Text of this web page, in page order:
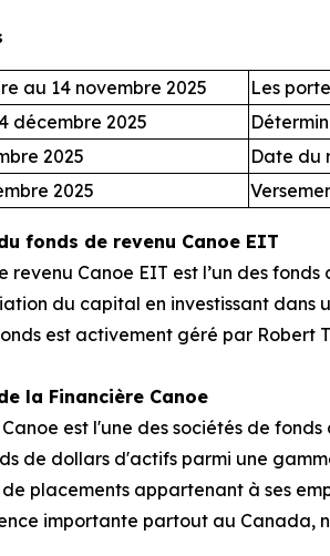
au 14 novembre 2025
Les
décembre 2025
2025
Date du
2025
fonds de revenu Canoe EIT
revenu Canoe EIT est l’un des
du capital en investissant
est activement géré par
la Financière Canoe
est l'une des sociétés de
de dollars d'actifs parmi une
placements appartenant à ses
importante partout au Canada,